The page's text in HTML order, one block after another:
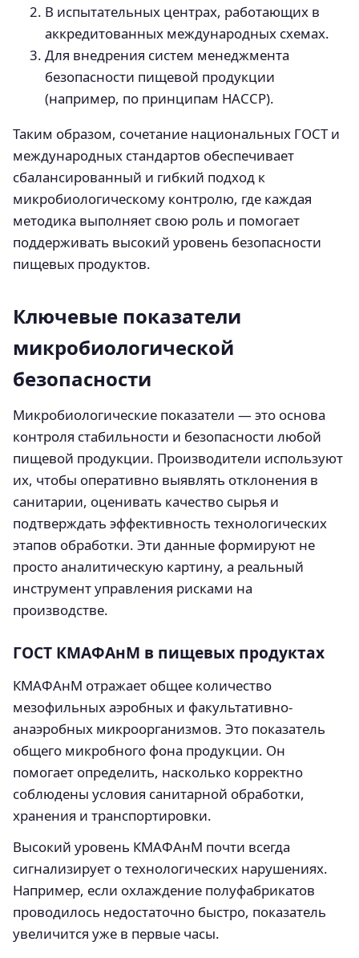
В испытательных центрах, работающих в
аккредитованных международных схемах.
Для внедрения систем менеджмента
безопасности пищевой продукции
(например, по принципам HACCP).
Таким образом, сочетание национальных ГОСТ и
международных стандартов обеспечивает
сбалансированный и гибкий подход к
микробиологическому контролю, где каждая
методика выполняет свою роль и помогает
поддерживать высокий уровень безопасности
пищевых продуктов.
Ключевые показатели
микробиологической
безопасности
Микробиологические показатели — это основа
контроля стабильности и безопасности любой
пищевой продукции. Производители используют
их, чтобы оперативно выявлять отклонения в
санитарии, оценивать качество сырья и
подтверждать эффективность технологических
этапов обработки. Эти данные формируют не
просто аналитическую картину, а реальный
инструмент управления рисками на
производстве.
ГОСТ КМАФАнМ в пищевых продуктах
КМАФАнМ отражает общее количество
мезофильных аэробных и факультативно-
анаэробных микроорганизмов. Это показатель
общего микробного фона продукции. Он
помогает определить, насколько корректно
соблюдены условия санитарной обработки,
хранения и транспортировки.
Высокий уровень КМАФАнМ почти всегда
сигнализирует о технологических нарушениях.
Например, если охлаждение полуфабрикатов
проводилось недостаточно быстро, показатель
увеличится уже в первые часы.